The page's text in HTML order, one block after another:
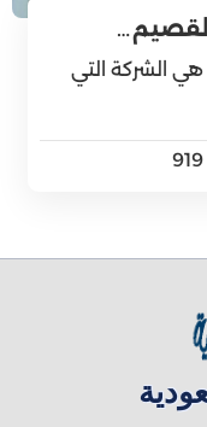
هي الشركة التي
919